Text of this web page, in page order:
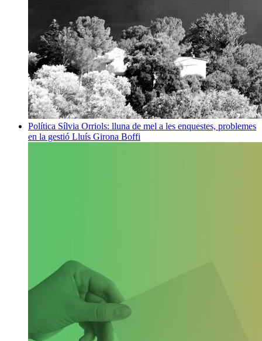
Política Sílvia Orriols: lluna de mel a les enquestes, problemes
en la gestió Lluís Girona Boffi